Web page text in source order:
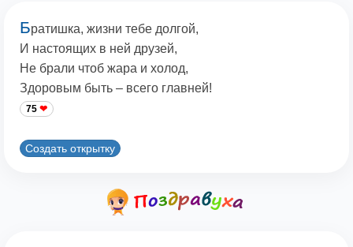
Братишка, жизни тебе долгой,
И настоящих в ней друзей,
Не брали чтоб жара и холод,
Здоровым быть – всего главней!
75
Создать открытку